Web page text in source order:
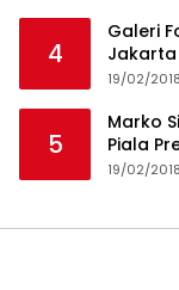
4
Galeri
Jakarta
19/02/2018
5
Marko
Piala
19/02/2018